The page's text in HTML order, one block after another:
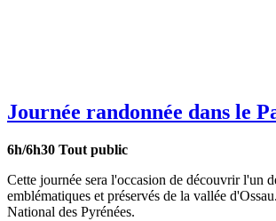
Journée randonnée dans le
6h/6h30 Tout public
Cette journée sera l'occasion de découvrir l'un
emblématiques et préservés de la vallée
National des Pyrénées.